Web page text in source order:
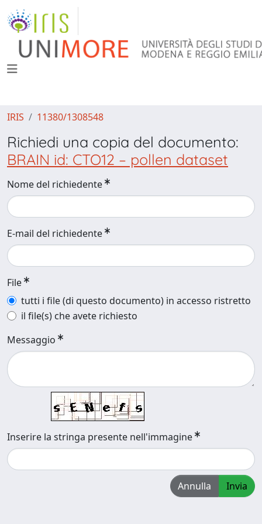
IRIS 11380/1308548
Richiedi una copia del documento:
BRAIN id: CTO12 – pollen dataset
Nome del richiedente
E-mail del richiedente
File
tutti i file (di questo documento) in accesso ristretto
il file(s) che avete richiesto
Messaggio
Inserire la stringa presente nell'immagine
Annulla Invia